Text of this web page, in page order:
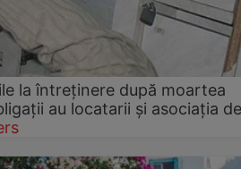
la întreținere după moartea
au locatarii și asociația de